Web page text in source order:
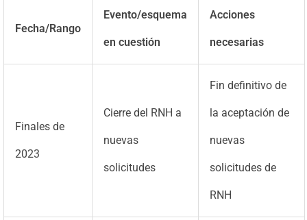
Fecha/Rango
Evento/esquema
en cuestión
Acciones
necesarias
Finales de
2023
Cierre del RNH a
nuevas
solicitudes
Fin definitivo de
la aceptación de
nuevas
solicitudes de
RNH